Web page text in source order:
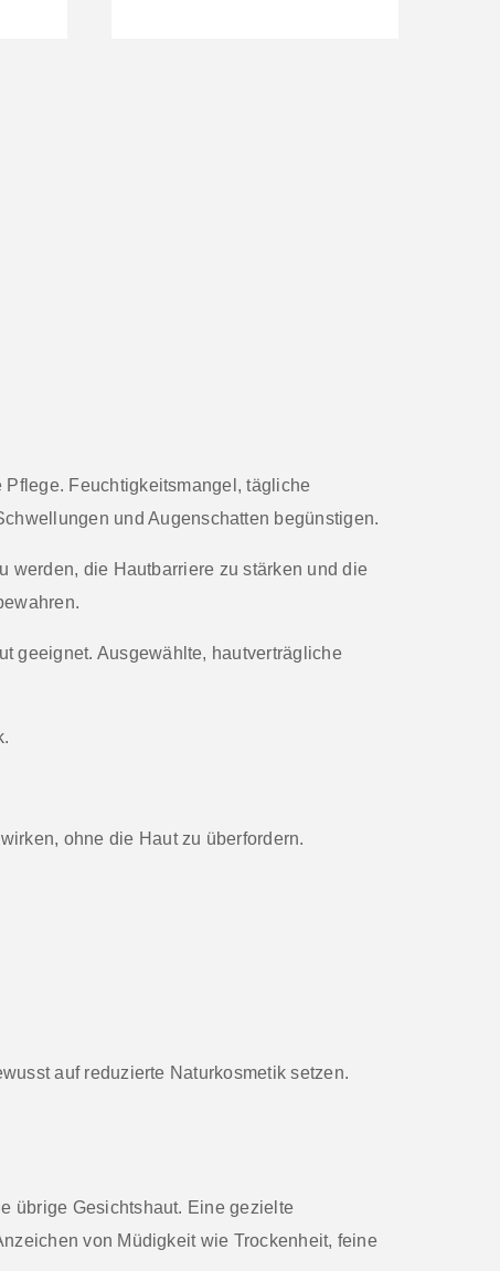
Feuchtigkeitsmangel, tägliche
und Augenschatten begünstigen.
werden, die Hautbarriere zu stärken und die
geeignet. Ausgewählte, hautverträgliche
ohne die Haut zu überfordern.
auf reduzierte Naturkosmetik setzen.
übrige Gesichtshaut. Einegezielte
von Müdigkeit wie Trockenheit, feine